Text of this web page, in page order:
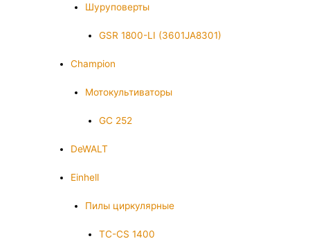
Шуруповерты
GSR 1800-LI (3601JA8301)
Champion
Мотокультиваторы
GC 252
DeWALT
Einhell
Пилы циркулярные
TC-CS 1400